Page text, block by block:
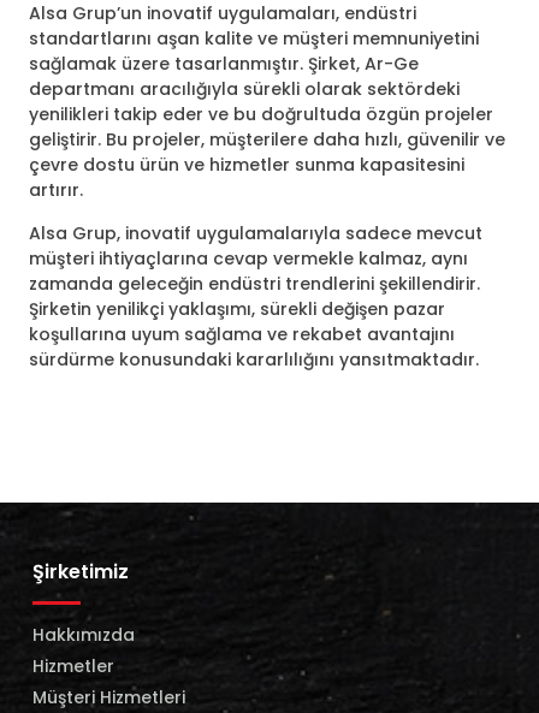
Alsa Grup’un inovatif uygulamaları, endüstri
standartlarını aşan kalite ve müşteri memnuniyetini
sağlamak üzere tasarlanmıştır. Şirket, Ar-Ge
departmanı aracılığıyla sürekli olarak sektördeki
yenilikleri takip eder ve bu doğrultuda özgün projeler
geliştirir. Bu projeler, müşterilere daha hızlı, güvenilir ve
çevre dostu ürün ve hizmetler sunma kapasitesini
artırır.
Alsa Grup, inovatif uygulamalarıyla sadece mevcut
müşteri ihtiyaçlarına cevap vermekle kalmaz, aynı
zamanda geleceğin endüstri trendlerini şekillendirir.
Şirketin yenilikçi yaklaşımı, sürekli değişen pazar
koşullarına uyum sağlama ve rekabet avantajını
sürdürme konusundaki kararlılığını yansıtmaktadır.
Şirketimiz
Hakkımızda
Hizmetler
Müşteri Hizmetleri